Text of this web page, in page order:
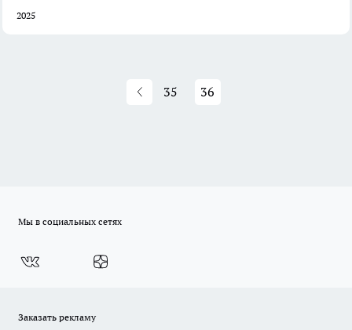
2025
35 36
Мы в социальных сетях
Заказать рекламу